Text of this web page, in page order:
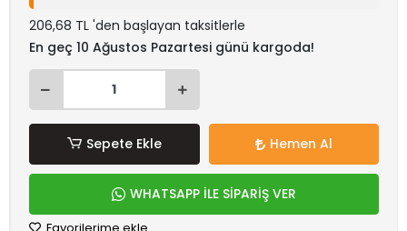
206,68 TL 'den başlayan taksitlerle
En geç 10 Ağustos Pazartesi günü kargoda!
Sepete Ekle Hemen Al
WHATSAPP İLE SİPARİŞ VER